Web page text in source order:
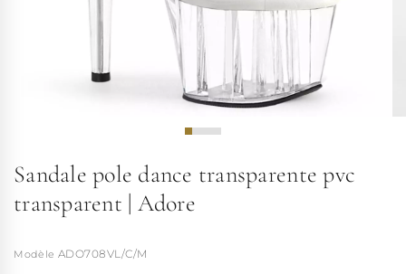
Sandale pole dance transparente pvc
transparent | Adore
ADO708VL/C/M